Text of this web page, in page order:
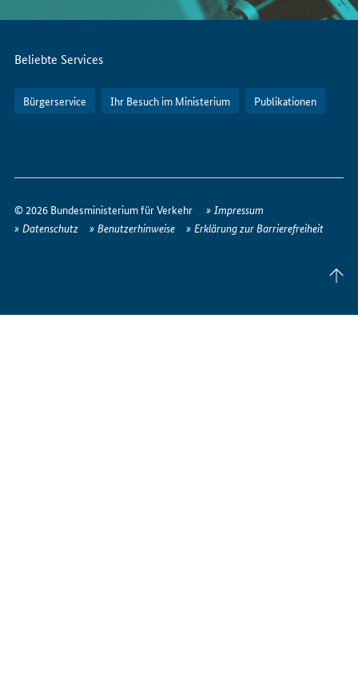
Servicemenü
Beliebte Services
Bürgerservice Ihr Besuch im Ministerium Publikationen
erreichen
Sie
© 2026 Bundesministerium für Verkehr
Impressum
Datenschutz
Benutzerhinweise Erklärung zur Barrierefreiheit